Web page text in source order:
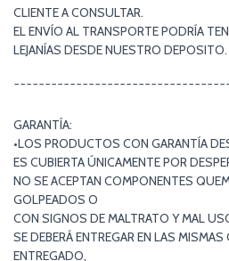
CLIENTE A CONSULTAR.
EL ENVÍO AL TRANSPORTE PODRÍA
LEJANÍAS DESDE NUESTRO DEPOSITO.
GARANTÍA:
•LOS PRODUCTOS CON GARANTÍA
ES CUBIERTA ÚNICAMENTE POR
NO SE ACEPTAN COMPONENTES
GOLPEADOS O
CON SIGNOS DE MALTRATO Y MAL
SE DEBERÁ ENTREGAR EN LAS
ENTREGADO,